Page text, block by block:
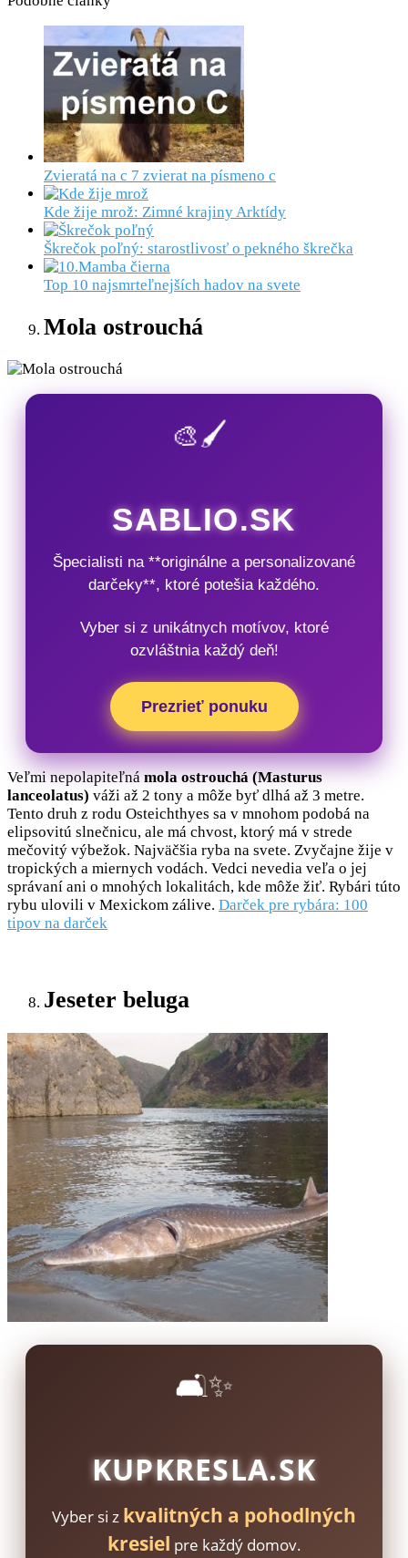
Zvieratá na c 7 zvierat na písmeno c
Kde žije mrož: Zimné krajiny Arktídy
Škrečok poľný: starostlivosť o pekného škrečka
Top 10 najsmrteľnejších hadov na svete
Mola ostrouchá
🎨🖌️
SABLIO.SK
Špecialisti na **originálne a personalizované
darčeky**, ktoré potešia každého.
Vyber si z unikátnych motívov, ktoré
ozvláštnia každý deň!
Prezrieť ponuku
Veľmi nepolapiteľnámola ostrouchá (Masturus
lanceolatus) váži až 2 tony a môže byť dlhá až 3 metre.
Tento druh z rodu Osteichthyes sa v mnohom podobá na
elipsovitú slnečnicu, ale má chvost, ktorý má v strede
mečovitý výbežok. Najväčšia ryba na svete. Zvyčajne žije v
tropických a miernych vodách. Vedci nevedia veľa o jej
správaní ani o mnohých lokalitách, kde môže žiť. Rybári túto
rybu ulovili v Mexickom zálive. Darček pre rybára: 100
tipov na darček
Jeseter beluga
🛋️✨
KUPKRESLA.SK
Vyber si z kvalitných a pohodlných
kresiel pre každý domov.